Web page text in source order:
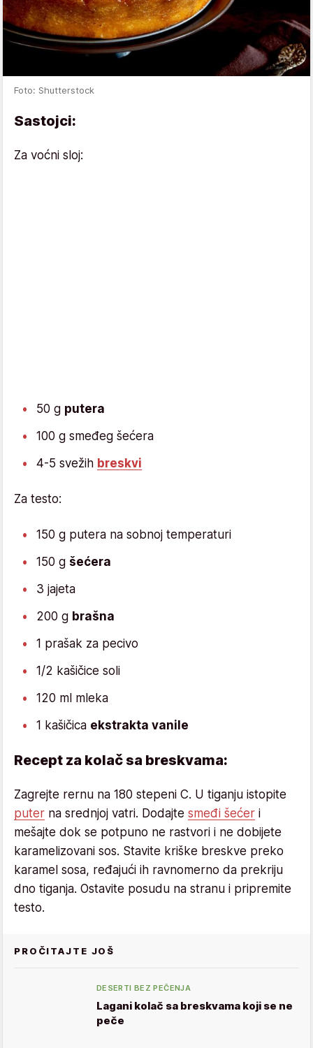
Foto: Shutterstock
Sastojci:
Za voćni sloj:
50 g putera
100 g smeđeg šećera
4-5 svežih breskvi
Za testo:
150 g putera na sobnoj temperaturi
150 g šećera
3 jajeta
200 g brašna
1 prašak za pecivo
1/2 kašičice soli
120 ml mleka
1 kašičica ekstrakta vanile
Recept za kolač sa breskvama:
Zagrejte rernu na 180 stepeni C. U tiganju istopite
puter na srednjoj vatri. Dodajte smeđi šećer i
mešajte dok se potpuno ne rastvori i ne dobijete
karamelizovani sos. Stavite kriške breskve preko
karamel sosa, ređajući ih ravnomerno da prekriju
dno tiganja. Ostavite posudu na stranu i pripremite
testo.
PROČITAJTE JOŠ
DESERTI BEZ PEČENJA
Lagani kolač sa breskvama koji se ne
peče